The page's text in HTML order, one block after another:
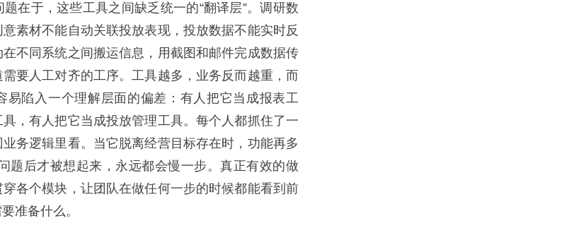
在于，这些工具之间缺乏统一的“翻译层”。调研数
素材不能自动关联投放表现，投放数据不能实时反
不同系统之间搬运信息，用截图和邮件完成数据传
要人工对齐的工序。工具越多，业务反而越重，而
易陷入一个理解层面的偏差：有人把它当成报表工
，有人把它当成投放管理工具。每个人都抓住了一
务逻辑里看。当它脱离经营目标存在时，功能再多
题后才被想起来，永远都会慢一步。真正有效的做
各个模块，让团队在做任何一步的时候都能看到前
准备什么。